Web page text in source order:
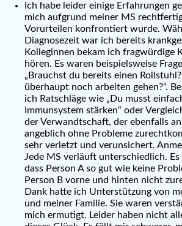
Ich habe leider einige Erfahrungen
mich aufgrund meiner MS
Vorurteilen konfrontiert wurde.
Diagnosezeit war ich bereits
Kolleginnen bekam ich fragwürdige
hören. Es waren beispielsweise
„Brauchst du bereits einen
überhaupt noch arbeiten gehen?“.
ich Ratschläge wie „Du musst
Immunsystem stärken“ oder
der Verwandtschaft, der ebenfalls
angeblich ohne Probleme
sehr verletzt und verunsichert.
Jede MS verläuft unterschiedlich.
dass Person A so gut wie keine
Person B vorne und hinten nicht
Dank hatte ich Unterstützung von
und meiner Familie. Sie waren
mich ermutigt. Leider haben nicht